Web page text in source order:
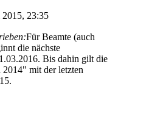
23:35
Für Beamte (auch
die nächste
Bis dahin gilt die
mit der letzten